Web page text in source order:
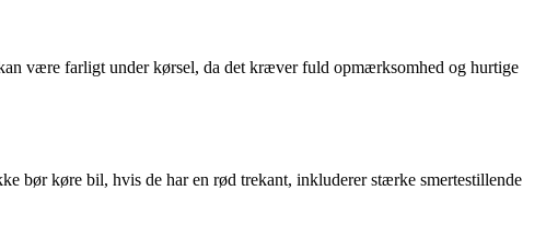
være farligt under kørsel, da det kræver fuld opmærksomhed og hurtige
bør køre bil, hvis de har en rød trekant, inkluderer stærke smertestillende